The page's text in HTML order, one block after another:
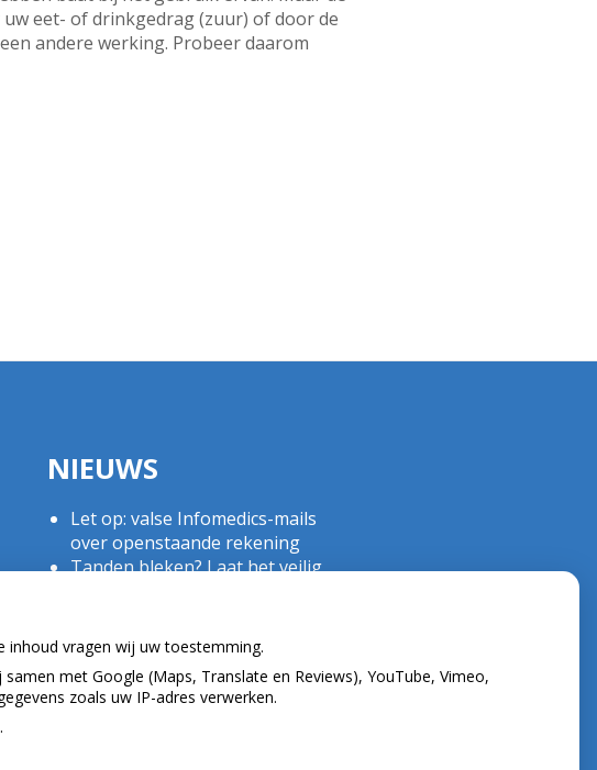
eet- of drinkgedrag (zuur) of door de
andere werking. Probeer daarom
NIEUWS
Let op: valse Infomedics-mails
over openstaande rekening
Tanden bleken? Laat het veilig
een gezonde mond
Naar de tandarts in het
buitenland? Wees op je hoede!
inhoud vragen wij uw toestemming.
met Google (Maps, Translate en Reviews), YouTube, Vimeo,
zoals uw IP-adres verwerken.